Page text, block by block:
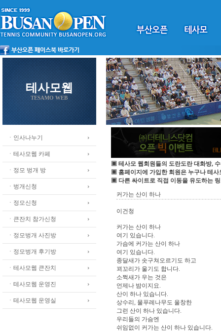
테사모웹
TESAMO WEB
ㆍ인사나누기
ㆍ테사모웹 카페
ㆍ정모 벙개 방
ㆍ벙개신청
ㆍ정모신청
ㆍ큰잔치 참가신청
ㆍ정모벙개 사진방
ㆍ정모벙개 후기방
ㆍ테사모웹 큰잔치
ㆍ테사모웹 운영진
ㆍ테사모웹 운영실
▣ 테사모 웹회원들의 도란도란 대화방,
▣ 홈페이지에 가입한 회원은 누구나 테사
▣ 다른 싸이트로 직접 이동을 유도하는
커가는 산이 하나
이건청
커가는 산이 하나
여기 있습니다.
가슴에 커가는 산이 하나
여기 있습니다.
종달새가 솟구쳐오르기도 하고
꾀꼬리가 울기도 합니다.
소쩍새가 우는 것은
언제나 밤이지요.
산이 하나 있습니다.
상수리, 물푸레나무도 울창한
그런 산이 하나 있습니다.
우리들의 가슴엔
쉬임없이 커가는 산이 하나 있습니다.